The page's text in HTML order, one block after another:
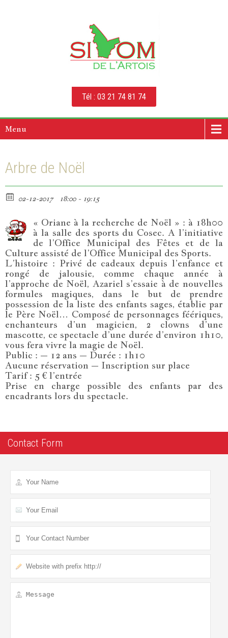
Tél : 03 21 74 81 74
Menu
Arbre de Noël
02-12-2017 18:00 - 19:15
« Oriane à la recherche de Noël » : à 18h00
à la salle des sports du Cosec. A l’initiative
de l’Office Municipal des Fêtes et de la
Culture assisté de l’Office Municipal des Sports.
L’histoire : Privé de cadeaux depuis l’enfance et
rongé de jalousie, comme chaque année à
l’approche de Noël, Azariel s’essaie à de nouvelles
formules magiques, dans le but de prendre
possession de la liste des enfants sages, établie par
le Père Noël… Composé de personnages féériques,
enchanteurs d’un magicien, 2 clowns d’une
mascotte, ce spectacle d’une durée d’environ 1h10,
vous fera vivre la magie de Noël.
Public : – 12 ans – Durée : 1h10
Aucune réservation – Inscription sur place
Tarif : 5 € l’entrée
Prise en charge possible des enfants par des
encadrants lors du spectacle.
Contact Form